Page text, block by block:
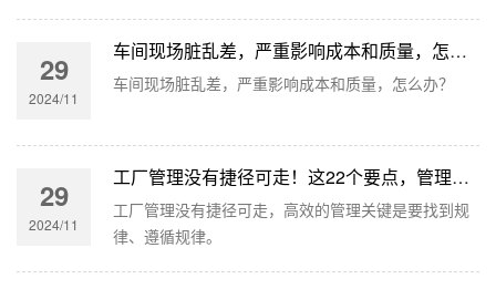
29
2024/11
车间现场脏乱差，严重影响成本和质量，怎么办？
车间现场脏乱差，严重影响成本和质量，怎么办？
29
2024/11
工厂管理没有捷径可走！这22个要点，管理人必看！
工厂管理没有捷径可走，高效的管理关键是要找到规
律、遵循规律。